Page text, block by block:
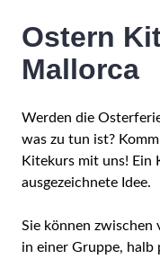
Ostern
Mallorca
Werden die
was zu tun ist?
Kitekurs mit uns!
ausgezeichnete Idee.
Sie können zwischen
in einer Gruppe, halb